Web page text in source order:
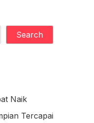
Search
Naik
Tercapai